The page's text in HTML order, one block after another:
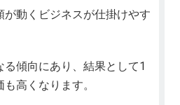
動くビジネスが仕掛けやす
傾向にあり、結果として1
高くなります。